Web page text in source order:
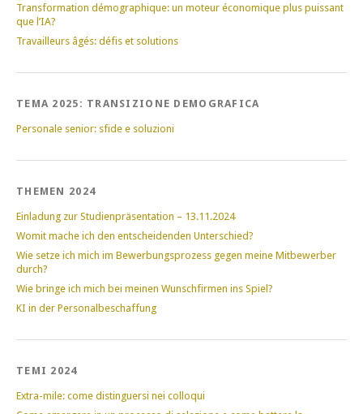
Transformation démographique: un moteur économique plus puissant
que l’IA?
Travailleurs âgés: défis et solutions
TEMA 2025: TRANSIZIONE DEMOGRAFICA
Personale senior: sfide e soluzioni
THEMEN 2024
Einladung zur Studienpräsentation – 13.11.2024
Womit mache ich den entscheidenden Unterschied?
Wie setze ich mich im Bewerbungsprozess gegen meine Mitbewerber
durch?
Wie bringe ich mich bei meinen Wunschfirmen ins Spiel?
KI in der Personalbeschaffung
TEMI 2024
Extra-mile: come distinguersi nei colloqui